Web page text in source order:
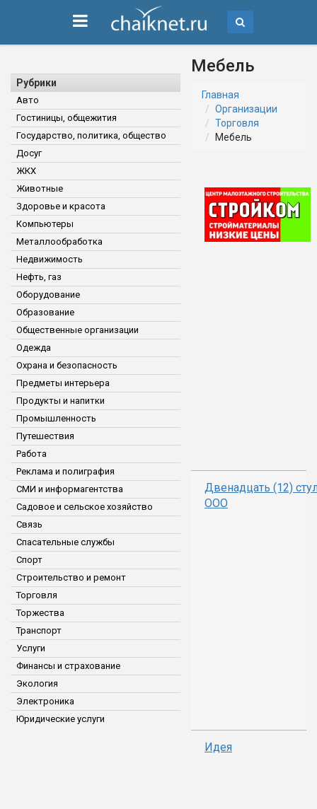
Рубрики
Авто
Гостиницы, общежития
Государство, политика, общество
Досуг
ЖКХ
Животные
Здоровье и красота
Компьютеры
Металлообработка
Недвижимость
Нефть, газ
Оборудование
Образование
Общественные организации
Одежда
Охрана и безопасность
Предметы интерьера
Продукты и напитки
Промышленность
Путешествия
Работа
Реклама и полиграфия
СМИ и информагентства
Садовое и сельское хозяйство
Связь
Спасательные службы
Спорт
Строительство и ремонт
Торговля
Торжества
Транспорт
Услуги
Финансы и страхование
Экология
Электроника
Юридические услуги
Мебель
Главная
Организации
Торговля
Мебель
Двенадцать (12)
ООО
Идея